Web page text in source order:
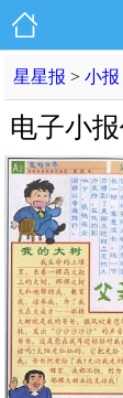
星星报 >小报
电子小